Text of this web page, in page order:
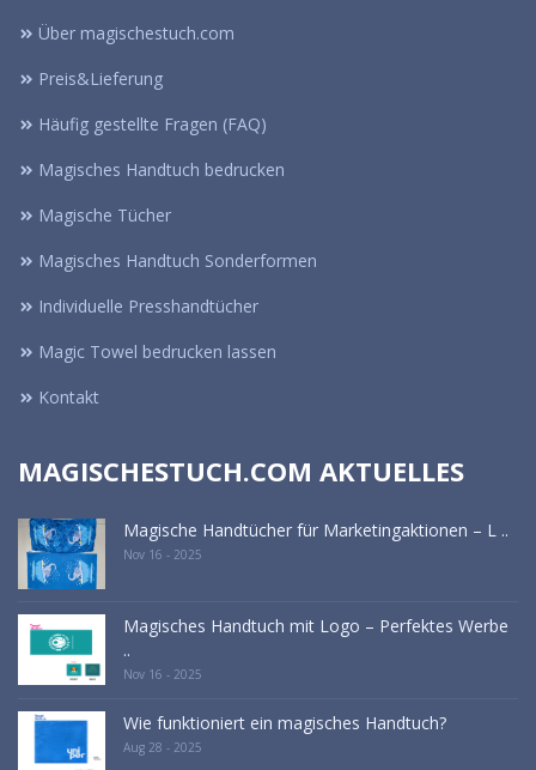
Über magischestuch.com
Preis&Lieferung
Häufig gestellte Fragen (FAQ)
Magisches Handtuch bedrucken
Magische Tücher
Magisches Handtuch Sonderformen
Individuelle Presshandtücher
Magic Towel bedrucken lassen
Kontakt
MAGISCHESTUCH.COM AKTUELLES
Magische Handtücher für Marketingaktionen – L ..
Nov 16 - 2025
Magisches Handtuch mit Logo – Perfektes Werbe
..
Nov 16 - 2025
Wie funktioniert ein magisches Handtuch?
Aug 28 - 2025